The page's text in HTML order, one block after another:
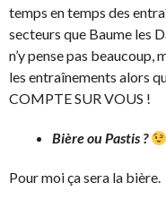
temps en temps des
secteurs que Baume les
n’y pense pas
les entraînements alors
COMPTE SUR VOUS !
Bière ou Pastis ?
Pour moi ça sera la bière.